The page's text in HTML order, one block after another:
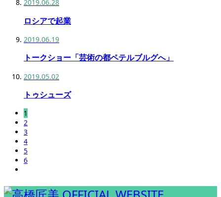
2019.06.28
ロシアで起業
2019.06.19
トークショー「芸術の都ペテルブルグへ」
2019.05.02
トゥシューズ
1
2
3
4
5
6